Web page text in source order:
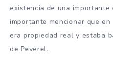
existencia de una importante
importante mencionar que
era propiedad real y estaba
de Peverel.